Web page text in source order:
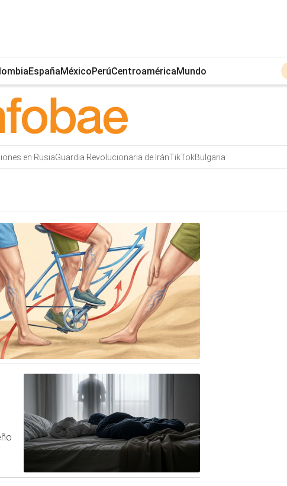
EspañaMéxicoPerúCentroaméricaMundo
en RusiaGuardia Revolucionaria de IránTikTokBulgaria